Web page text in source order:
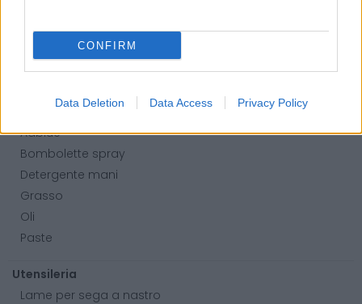
CONFIRM
Data Deletion Data Access Privacy Policy
Guanti
Sicurezza, Protezione
Abbigliamento alta visibilità
Prodotti chimici
Adblue
Bombolette spray
Detergente mani
Grasso
Oli
Paste
Utensileria
Lame per sega a nastro